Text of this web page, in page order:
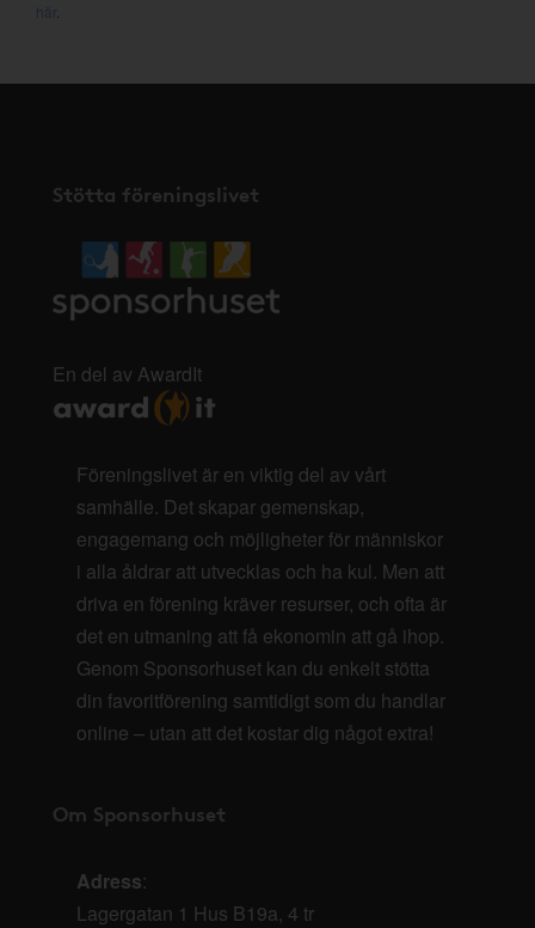
här
Stötta föreningslivet
En del av AwardIt
Föreningslivet är en viktig del av vårt
samhälle. Det skapar gemenskap,
engagemang och möjligheter för människor
i alla åldrar att utvecklas och ha kul. Men att
driva en förening kräver resurser, och ofta är
det en utmaning att få ekonomin att gå ihop.
Genom Sponsorhuset kan du enkelt stötta
din favoritförening samtidigt som du handlar
online – utan att det kostar dig något extra!
Om Sponsorhuset
Adress:
Lagergatan 1 Hus B19a, 4 tr